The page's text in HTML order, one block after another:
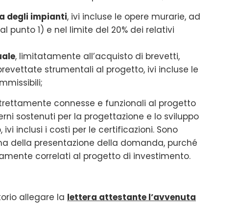
degli impianti, ivi incluse le opere murarie, ad
punto 1) e nel limite del 20% dei relativi
, limitatamente all’acquisto di brevetti,
strumentali al progetto, ivi incluse le
connesse e funzionali al progetto
sostenuti per la progettazione e lo sviluppo
inclusi i costi per le certificazioni. Sono
della presentazione della domanda, purché
correlati al progetto di investimento.
allegare la lettera attestante l’avvenuta